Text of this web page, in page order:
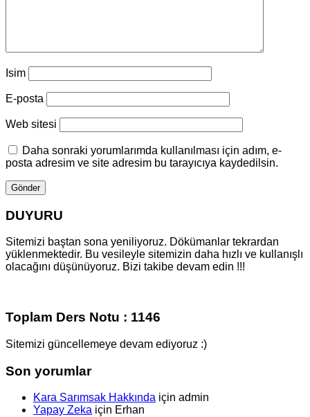
Isim
E-posta
Web sitesi
Daha sonraki yorumlarımda kullanılması için adım, e-
posta adresim ve site adresim bu tarayıcıya kaydedilsin.
DUYURU
Sitemizi baştan sona yeniliyoruz. Dökümanlar tekrardan
yüklenmektedir. Bu vesileyle sitemizin daha hızlı ve kullanışlı
olacağını düşünüyoruz. Bizi takibe devam edin !!!
Toplam Ders Notu : 1146
Sitemizi güncellemeye devam ediyoruz :)
Son yorumlar
Kara Sarımsak Hakkında için admin
Yapay Zeka için Erhan